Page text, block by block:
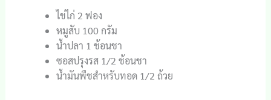
ไข่ไก่ 2 ฟอง
หมูสับ 100 กรัม
น้ำปลา 1 ช้อนชา
ซอสปรุงรส 1/2 ช้อนชา
น้ำมันพืชสำหรับทอด 1/2 ถ้วย